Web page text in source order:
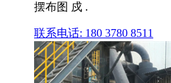
摆布图 戍 .
联系电话: 180 3780 8511